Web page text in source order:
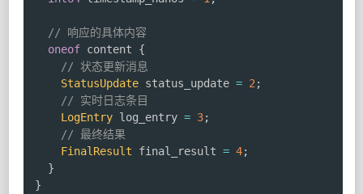
// 响应的具体内容
oneof content {
// 状态更新消息
StatusUpdate status_update = 2;
// 实时日志条目
LogEntry log_entry = 3;
// 最终结果
FinalResult final_result = 4;
}
}